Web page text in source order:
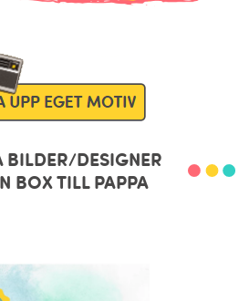
BILDER/DESIGNER
BOX TILL PAPPA